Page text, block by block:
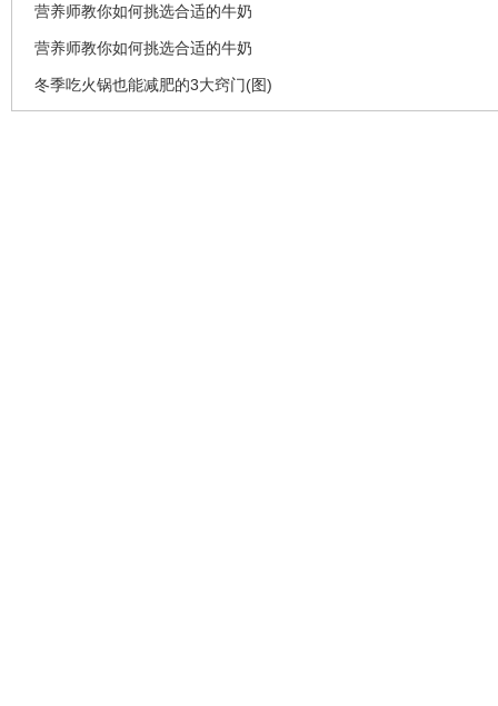
营养师教你如何挑选合适的牛奶
营养师教你如何挑选合适的牛奶
冬季吃火锅也能减肥的3大窍门(图)